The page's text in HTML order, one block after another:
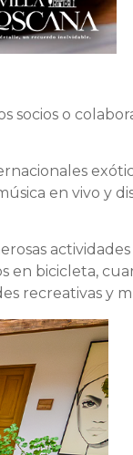
socios o
en vivo y
en bicicleta,
recreativas y